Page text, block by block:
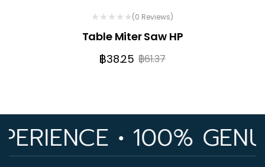
(0 Reviews)
Table Miter Saw HP
฿61.37
฿38.25
• 100%